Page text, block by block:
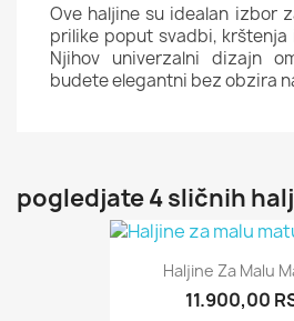
Ove haljine su idealan izbor
prilike poput svadbi, krštenja
Njihov univerzalni dizajn
budete elegantni bez obzira
pogledjate 4 sličnih
Haljine Za Malu
11.900,00